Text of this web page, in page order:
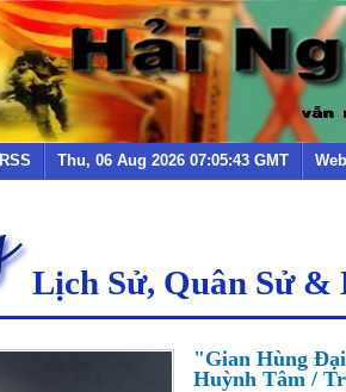
RSS Thu, 06 Aug 2026 07:05:43 GMT
Lịch Sử, Quân Sử &
"Gian Hùng
Huỳnh Tâm /